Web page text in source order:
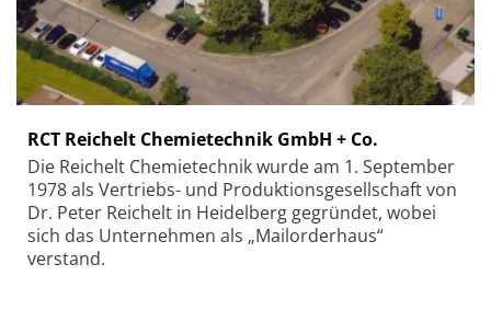
RCT Reichelt Chemietechnik GmbH + Co.
Die Reichelt Chemietechnik wurde am 1. September
1978 als Vertriebs- und Produktionsgesellschaft von
Dr. Peter Reichelt in Heidelberg gegründet, wobei
sich das Unternehmen als „Mailorderhaus“
verstand.